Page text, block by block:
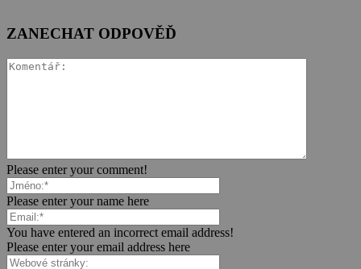
ZANECHAT ODPOVĚĎ
Please enter your comment!
Please enter your name here
You have entered an incorrect email address!
Please enter your email address here